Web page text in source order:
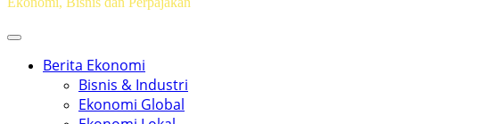
Berita Ekonomi
Bisnis & Industri
Ekonomi Global